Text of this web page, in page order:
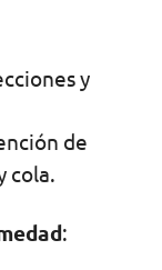
y
de
cola.
: